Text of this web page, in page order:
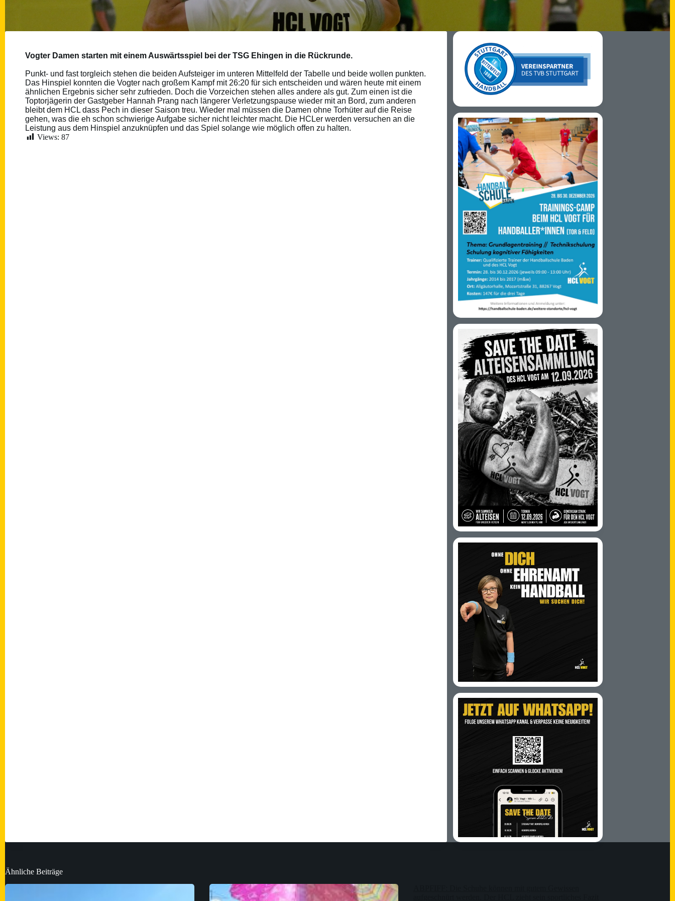
Vogter Damen starten mit einem Auswärtsspiel bei der TSG Ehingen in die Rückrunde.
Punkt- und fast torgleich stehen die beiden Aufsteiger im unteren Mittelfeld der Tabelle und beide wollen punkten.
Das Hinspiel konnten die Vogter nach großem Kampf mit 26:20 für sich entscheiden und wären heute mit einem
ähnlichen Ergebnis sicher sehr zufrieden. Doch die Vorzeichen stehen alles andere als gut. Zum einen ist die
Toptorjägerin der Gastgeber Hannah Prang nach längerer Verletzungspause wieder mit an Bord, zum anderen
bleibt dem HCL dass Pech in dieser Saison treu. Wieder mal müssen die Damen ohne Torhüter auf die Reise
gehen, was die eh schon schwierige Aufgabe sicher nicht leichter macht. Die HCLer werden versuchen an die
Leistung aus dem Hinspiel anzuknüpfen und das Spiel solange wie möglich offen zu halten.
Views: 87
Ähnliche Beiträge